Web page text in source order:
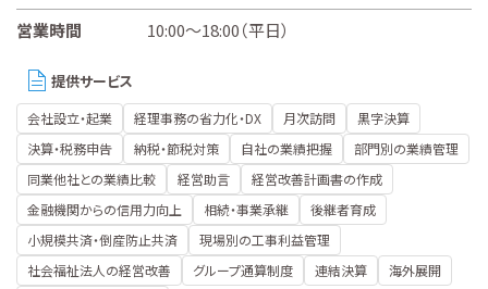
営業時間
10:00～18:00（平日）
提供サービス
会社設立・起業 経理事務の省力化・DX 月次訪問
黒字決算
決算・税務申告
納税・節税対策 自社の業績把握
部門別の業績管理
同業他社との業績比較
経営助言
経営改善計画書の作成
金融機関からの信用力向上
相続・事業承継
後継者育成
小規模共済・倒産防止共済
現場別の工事利益管理
社会福祉法人の経営改善
グループ通算制度 連結決算
海外展開